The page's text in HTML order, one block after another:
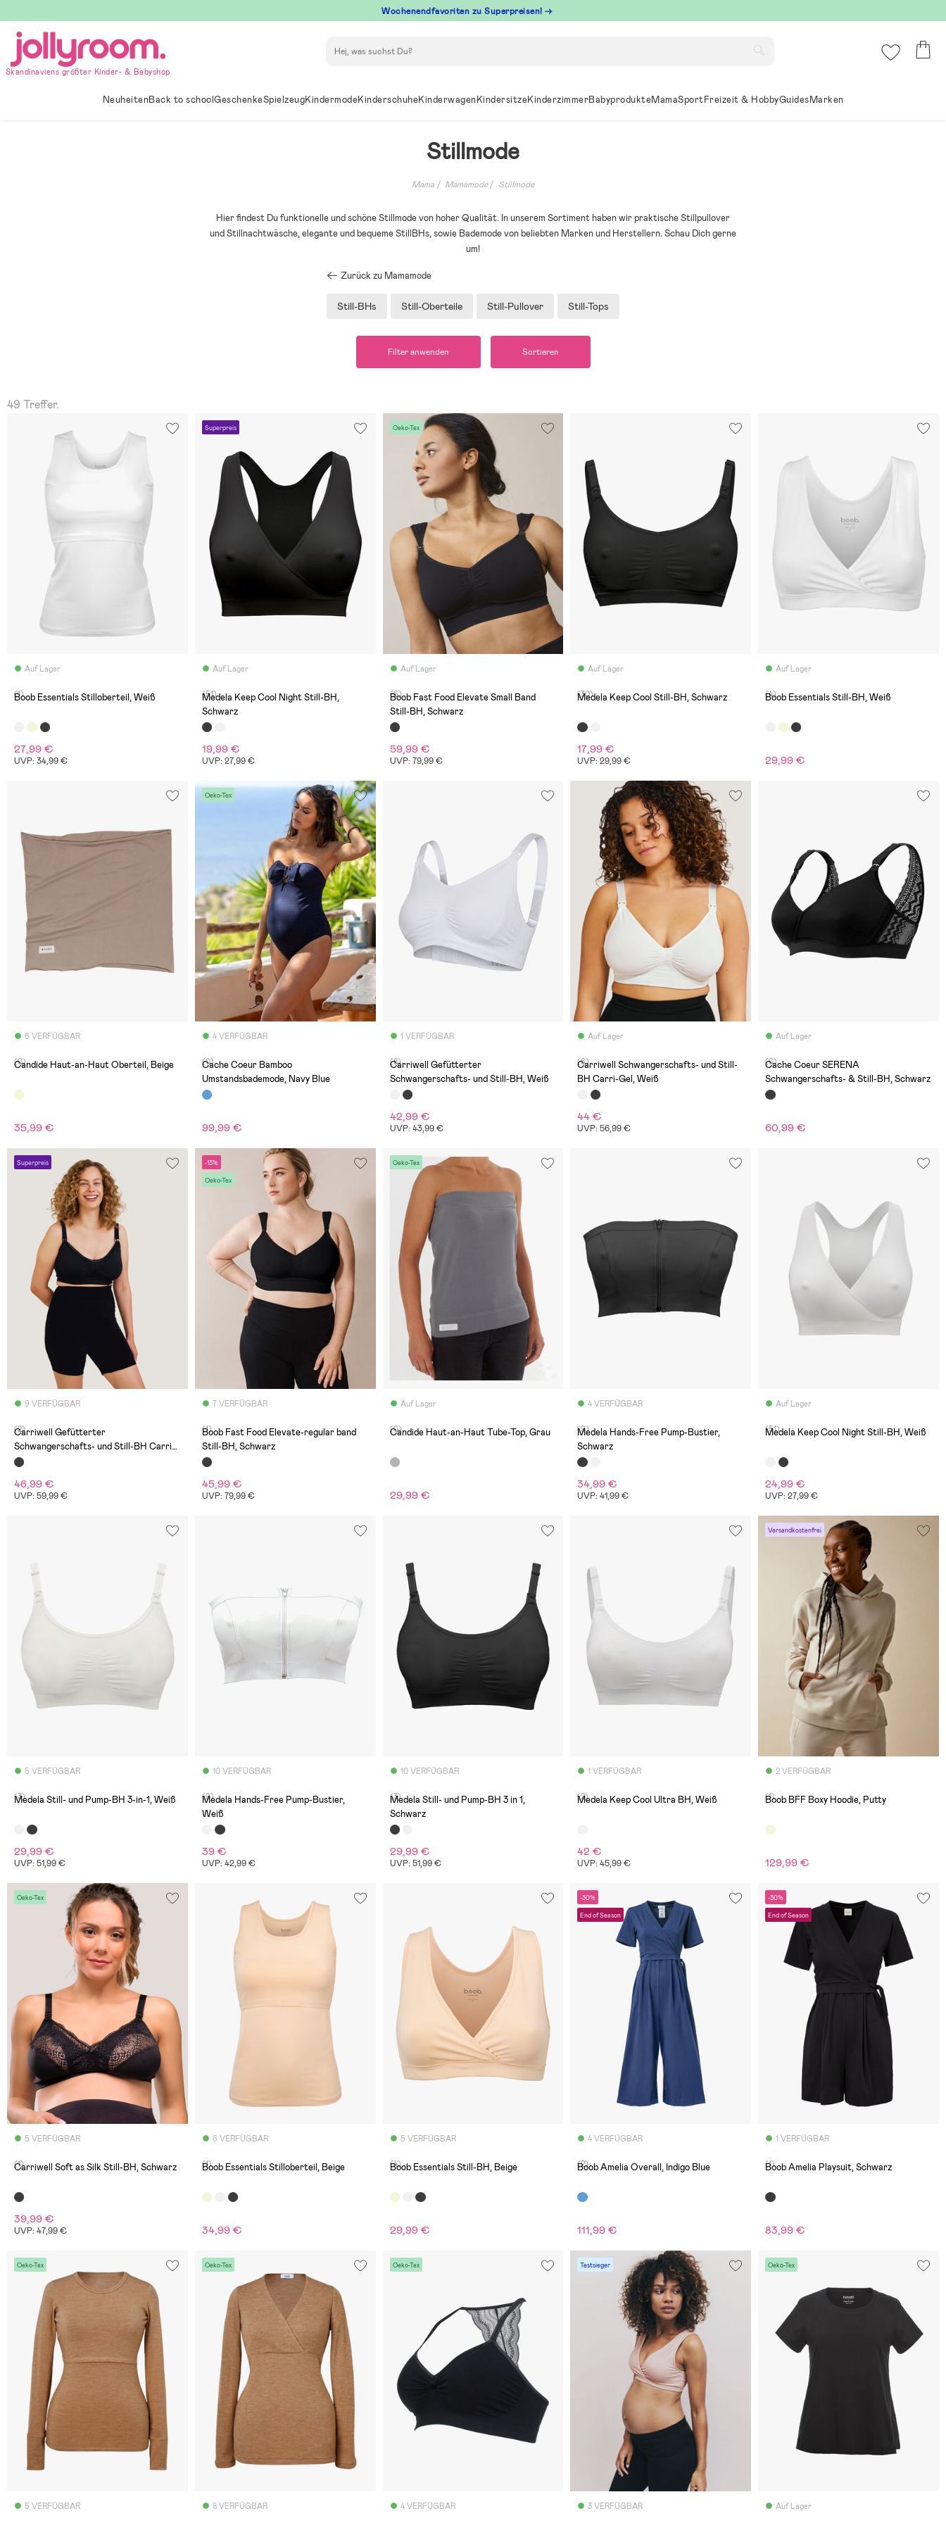
till
innehållet
Wochenendfavoriten zu Superpreisen! →
Skandinaviens größter Kinder- & Babyshop
NeuheitenBack to schoolGeschenkeSpielzeugKindermodeKinderschuheKinderwagenKindersitzeKinderzimmerBabyprodukteMamaSportFreizeit & HobbyGuidesMarken
Stillmode
Mama Mamamode Stillmode
Hier findest Du funktionelle und schöne Stillmode von hoher Qualität. In unserem Sortiment haben wir praktische Stillpullover
und Stillnachtwäsche, elegante und bequeme StillBHs, sowie Bademode von beliebten Marken und Herstellern. Schau Dich gerne
um!
Zurück zu Mamamode
Still-BHs Still-Oberteile Still-Pullover Still-Tops
Filter anwenden Sortieren
49 Treffer.
Auf Lager
(1)
Boob Essentials Stilloberteil, Weiß
27,99 €
UVP: 34,99 €
Superpreis
Auf Lager
(51)
Medela Keep Cool Night Still-BH,
Schwarz
19,99 €
UVP: 27,99 €
Oeko-Tex
Auf Lager
(6)
Boob Fast Food Elevate Small Band
Still-BH, Schwarz
59,99 €
UVP: 79,99 €
Auf Lager
(30)
Medela Keep Cool Still-BH, Schwarz
17,99 €
UVP: 29,99 €
Auf Lager
(4)
Boob Essentials Still-BH, Weiß
29,99 €
6 VERFÜGBAR
(0) Candide Haut-an-Haut Oberteil, Beige
35,99 €
Oeko-Tex
4 VERFÜGBAR
(0)
Cache Coeur Bamboo
Umstandsbademode, Navy Blue
99,99 €
1 VERFÜGBAR
(8)
Carriwell Gefütterter
Schwangerschafts- und Still-BH, Weiß
42,99 €
UVP: 43,99 €
Auf Lager
(6)
Carriwell Schwangerschafts- und Still-
BH Carri-Gel, Weiß
44 €
UVP: 56,99 €
Auf Lager
(0)
Cache Coeur SERENA
Schwangerschafts- & Still-BH, Schwarz
60,99 €
Superpreis
9 VERFÜGBAR
(2)
Carriwell Gefütterter
Schwangerschafts- und Still-BH Carri-
Gel, Schwarz
46,99 €
UVP: 59,99 €
-13%
Oeko-Tex
7 VERFÜGBAR
(1)
Boob Fast Food Elevate-regular band
Still-BH, Schwarz
45,99 €
UVP: 79,99 €
Oeko-Tex
Auf Lager
(0)
Candide Haut-an-Haut Tube-Top, Grau
29,99 €
4 VERFÜGBAR
(9)
Medela Hands-Free Pump-Bustier,
Schwarz
34,99 €
UVP: 41,99 €
Auf Lager
(51)
Medela Keep Cool Night Still-BH, Weiß
24,99 €
UVP: 27,99 €
5 VERFÜGBAR
(3)
Medela Still- und Pump-BH 3-in-1, Weiß
29,99 €
UVP: 51,99 €
10 VERFÜGBAR
(9)
Medela Hands-Free Pump-Bustier,
Weiß
39 €
UVP: 42,99 €
10 VERFÜGBAR
(3)
Medela Still- und Pump-BH 3 in 1,
Schwarz
29,99 €
UVP: 51,99 €
1 VERFÜGBAR
(2)
Medela Keep Cool Ultra BH, Weiß
42 €
UVP: 45,99 €
Versandkostenfrei
2 VERFÜGBAR
(1)
Boob BFF Boxy Hoodie, Putty
129,99 €
Oeko-Tex
5 VERFÜGBAR
(1)
Carriwell Soft as Silk Still-BH, Schwarz
39,99 €
UVP: 47,99 €
6 VERFÜGBAR
(1)
Boob Essentials Stilloberteil, Beige
34,99 €
5 VERFÜGBAR
(4)
Boob Essentials Still-BH, Beige
29,99 €
-30%
End of Season
4 VERFÜGBAR
(2)
Boob Amelia Overall, Indigo Blue
111,99 €
-30%
End of Season
1 VERFÜGBAR
(1)
Boob Amelia Playsuit, Schwarz
83,99 €
Oeko-Tex
5 VERFÜGBAR
Oeko-Tex
8 VERFÜGBAR
Oeko-Tex
4 VERFÜGBAR
Testsieger
3 VERFÜGBAR
Oeko-Tex
Auf Lager